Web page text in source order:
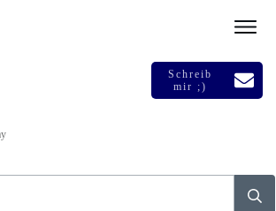
Schreib
mir ;)